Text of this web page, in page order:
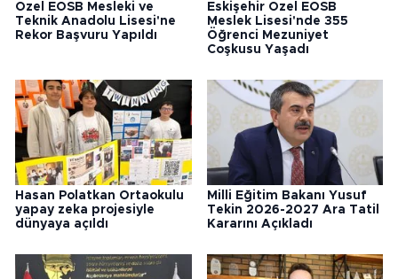
Özel EOSB Mesleki ve
Teknik Anadolu Lisesi'ne
Rekor Başvuru Yapıldı
Eskişehir Özel EOSB
Meslek Lisesi'nde 355
Öğrenci Mezuniyet
Coşkusu Yaşadı
Hasan Polatkan Ortaokulu
yapay zeka projesiyle
dünyaya açıldı
Milli Eğitim Bakanı Yusuf
Tekin 2026-2027 Ara Tatil
Kararını Açıkladı